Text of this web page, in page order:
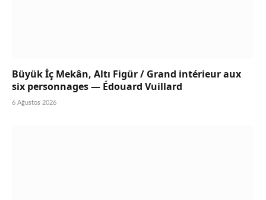
Büyük İç Mekân, Altı Figür / Grand intérieur aux
six personnages — Édouard Vuillard
6 Ağustos 2026